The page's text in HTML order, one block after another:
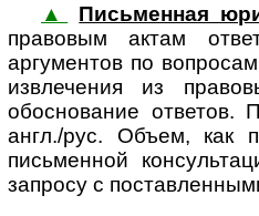
▲
Письменная
пра­во­вым актам
аргументов по
извлечения из
обоснование ответов.
англ./рус. Объем, как
письменной
запросу с